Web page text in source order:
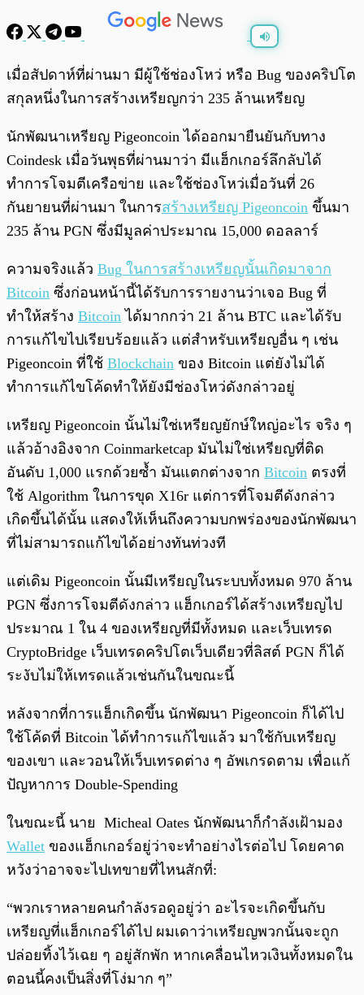
พร้อมเล่น 0:00
เมื่อสัปดาห์ที่ผ่านมา มีผู้ใช้ช่องโหว่ หรือ Bug ของคริปโต
สกุลหนึ่งในการสร้างเหรียญกว่า 235 ล้านเหรียญ
นักพัฒนาเหรียญ Pigeoncoin ได้ออกมายืนยันกับทาง
Coindesk เมื่อวันพุธที่ผ่านมาว่า มีแฮ็กเกอร์ลึกลับได้
ทำการโจมตีเครือข่าย และใช้ช่องโหว่เมื่อวันที่ 26
กันยายนที่ผ่านมา ในการสร้างเหรียญ Pigeoncoin ขึ้นมา
235 ล้าน PGN ซึ่งมีมูลค่าประมาณ 15,000 ดอลลาร์
ความจริงแล้ว Bug ในการสร้างเหรียญนั้นเกิดมาจาก
Bitcoin ซึ่งก่อนหน้านี้ได้รับการรายงานว่าเจอ Bug ที่
ทำให้สร้าง Bitcoin ได้มากกว่า 21 ล้าน BTC และได้รับ
การแก้ไขไปเรียบร้อยแล้ว แต่สำหรับเหรียญอื่น ๆ เช่น
Pigeoncoin ที่ใช้ Blockchain ของ Bitcoin แต่ยังไม่ได้
ทำการแก้ไขโค้ดทำให้ยังมีช่องโหว่ดังกล่าวอยู่
เหรียญ Pigeoncoin นั้นไม่ใช่เหรียญยักษ์ใหญ่อะไร จริง ๆ
แล้วอ้างอิงจาก Coinmarketcap มันไม่ใช่เหรียญที่ติด
อันดับ 1,000 แรกด้วยซ้ำ มันแตกต่างจาก Bitcoin ตรงที่
ใช้ Algorithm ในการขุด X16r แต่การที่โจมตีดังกล่าว
เกิดขึ้นได้นั้น แสดงให้เห็นถึงความบกพร่องของนักพัฒนา
ที่ไม่สามารถแก้ไขได้อย่างทันท่วงที
แต่เดิม Pigeoncoin นั้นมีเหรียญในระบบทั้งหมด 970 ล้าน
PGN ซึ่งการโจมตีดังกล่าว แฮ็กเกอร์ได้สร้างเหรียญไป
ประมาณ 1 ใน 4 ของเหรียญที่มีทั้งหมด และเว็บเทรด
CryptoBridge เว็บเทรดคริปโตเว็บเดียวที่ลิสต์ PGN ก็ได้
ระงับไม่ให้เทรดแล้วเช่นกันในขณะนี้
หลังจากที่การแฮ็กเกิดขึ้น นักพัฒนา Pigeoncoin ก็ได้ไป
ใช้โค้ดที่ Bitcoin ได้ทำการแก้ไขแล้ว มาใช้กับเหรียญ
ของเขา และวอนให้เว็บเทรดต่าง ๆ อัพเกรดตาม เพื่อแก้
ปัญหาการ Double-Spending
ในขณะนี้ นาย Micheal Oates นักพัฒนาก็กำลังเฝ้ามอง
Wallet ของแฮ็กเกอร์อยู่ว่าจะทำอย่างไรต่อไป โดยคาด
หวังว่าอาจจะไปเทขายที่ไหนสักที่:
“พวกเราหลายคนกำลังรอดูอยู่ว่า อะไรจะเกิดขึ้นกับ
เหรียญที่แฮ็กเกอร์ได้ไป ผมเดาว่าเหรียญพวกนั้นจะถูก
ปล่อยทิ้งไว้เฉย ๆ อยู่สักพัก หากเคลื่อนไหวเงินทั้งหมดใน
ตอนนี้คงเป็นสิ่งที่โง่มาก ๆ”